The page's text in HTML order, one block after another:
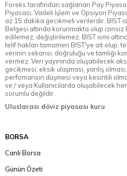
Foreks tarafından sağlanan Pay
Piyasası, Vadeli İşlem ve Opsiyon
az 15 dakika gecikmeli verilerdir. BIST
Belgesi altında korunmakta olup izinsiz
edilemez, değiştirilemez. BIST ismi
telif hakları tamamen BIST'ye ait olup,
verinin sekansı, doğruluğu ve tamlığı
vermez. Veri yayınında oluşabilecek
gecikmesi, eksik ulaşması, yanlış
perfomansın düşmesi veya kesintili
ve / veya Kullanıcılarda oluşabilecek
sorumlu değildir.
Uluslarası döviz piyasası kuru
BORSA
Canlı Borsa
Günün Özeti